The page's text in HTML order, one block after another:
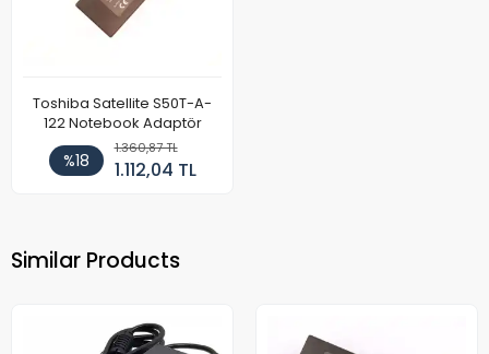
Toshiba Satellite S50T-A-
122 Notebook Adaptör
%18
1.360,87 TL
1.112,04 TL
Similar Products